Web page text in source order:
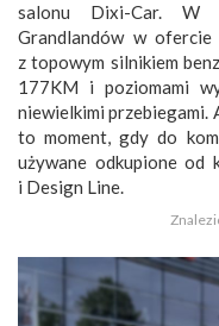
salonu Dixi-Car. W
Grandlandów w
z topowym silnikiem
177KM i poziomami
niewielkimi przebiegami.
to moment, gdy do
używane odkupione od
i Design Line.